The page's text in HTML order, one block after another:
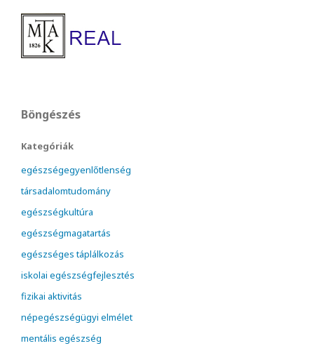
Böngészés
Kategóriák
egészségegyenlőtlenség
társadalomtudomány
egészségkultúra
egészségmagatartás
egészséges táplálkozás
iskolai egészségfejlesztés
fizikai aktivitás
népegészségügyi elmélet
mentális egészség